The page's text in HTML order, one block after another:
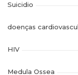
Suicidio
doenças
HIV
Medula Ossea